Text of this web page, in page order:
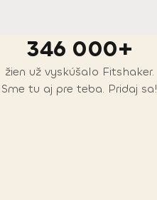
346 000+
žien už vyskúšalo Fitshaker.
Sme tu aj pre teba. Pridaj sa!